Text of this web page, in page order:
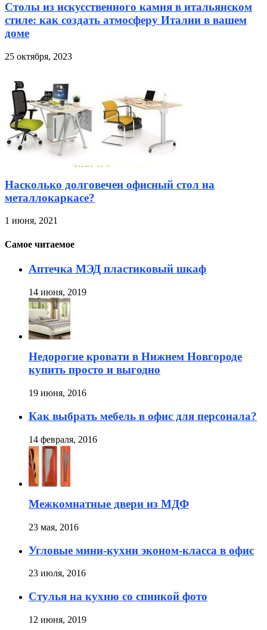
Столы из искусственного камня в итальянском
стиле: как создать атмосферу Италии в вашем
доме
25 октября, 2023
Насколько долговечен офисный стол на
металлокаркасе?
1 июня, 2021
Самое читаемое
Аптечка МЭД пластиковый шкаф
14 июня, 2019
Недорогие кровати в Нижнем Новгороде
купить просто и выгодно
19 июня, 2016
Как выбрать мебель в офис для персонала?
14 февраля, 2016
Межкомнатные двери из МДФ
23 мая, 2016
Угловые мини-кухни эконом-класса в офис
23 июля, 2016
Стулья на кухню со спинкой фото
12 июня, 2019